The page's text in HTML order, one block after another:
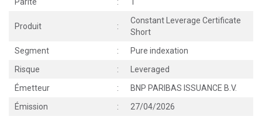
Produit :
Constant Leverage Certificate
Short
Segment
:
Pure indexation
Risque
:
Leveraged
Émetteur
:
BNP PARIBAS ISSUANCE B.V.
Émission
:
27/04/2026